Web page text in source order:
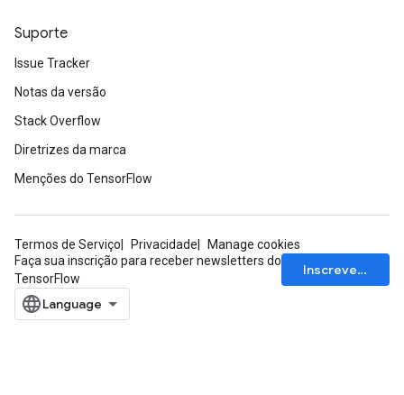
Suporte
Issue Tracker
Notas da versão
Stack Overflow
Diretrizes da marca
Menções do TensorFlow
Termos de Serviço Privacidade
Manage cookies
Faça sua inscrição para receber newsletters do
TensorFlow
Inscrever-se